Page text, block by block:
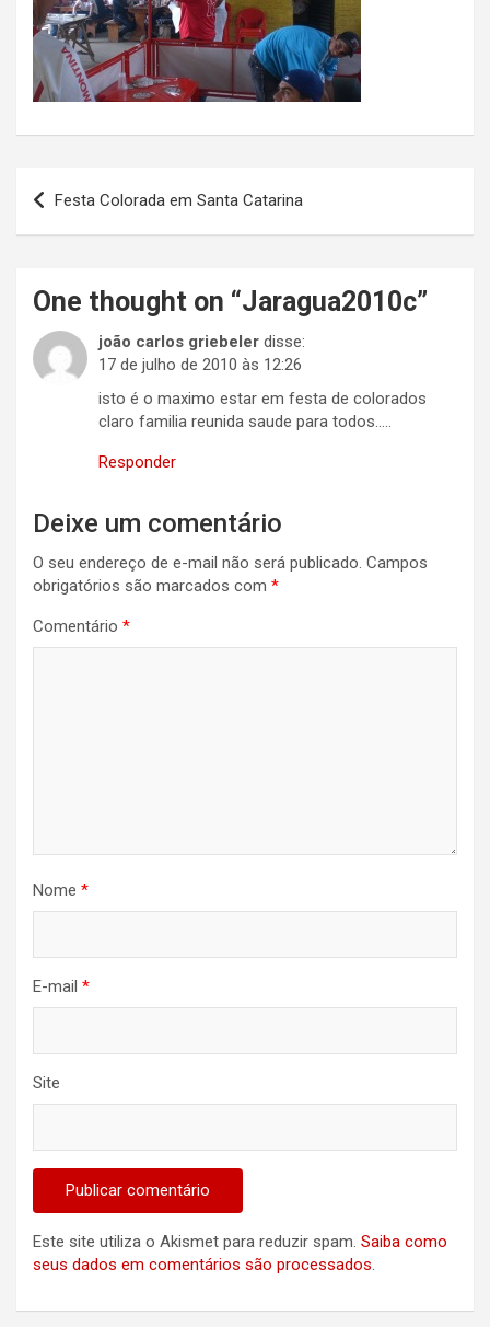
Navegação
de
Festa Colorada em Santa Catarina
One thought on “Jaragua2010c”
joão carlos griebeler disse:
17 de julho de 2010 às 12:26
isto é o maximo estar em festa de colorados
claro familia reunida saude para todos…..
Responder
Deixe um comentário
O seu endereço de e-mail não será publicado. Campos
obrigatórios são marcados com *
Comentário *
Nome *
E-mail *
Site
Este site utiliza o Akismet para reduzir spam. Saiba como
seus dados em comentários são processados.